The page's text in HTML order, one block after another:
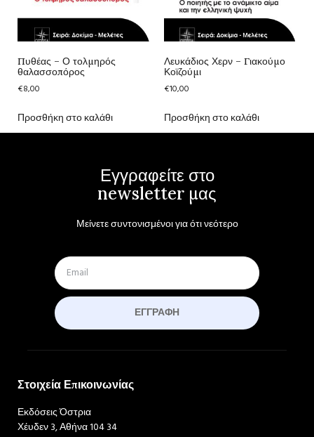
Πυθέας – Ο τολμηρός
θαλασσοπόρος
€8,00
Προσθήκη στο καλάθι
Λευκάδιος Χερν – Γιακούμο
Κοϊζούμι
€10,00
Προσθήκη στο καλάθι
Εγγραφείτε στο
newsletter μας
Μείνετε συντονισμένοι για ότι νεότερο
ΕΓΓΡΑΦΉ
Στοιχεία Επικοινωνίας
Εκδόσεις Όστρια
Χέυδεν 3, Αθήνα 104 34